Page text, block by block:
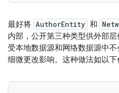
最好将 AuthorEntity 和
内部，公开第三种类型供外部
受本地数据源和网络数据源中
细微更改影响。这种做法如以下